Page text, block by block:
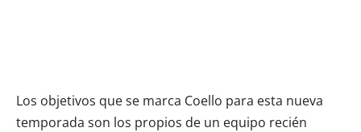
Los objetivos que se marca Coello para esta nueva
temporada son los propios de un equipo recién